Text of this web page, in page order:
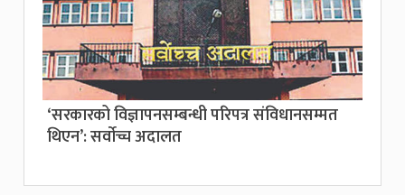
‘सरकारको विज्ञापनसम्बन्धी परिपत्र संविधानसम्मत
थिएन’: सर्वाेच्च अदालत